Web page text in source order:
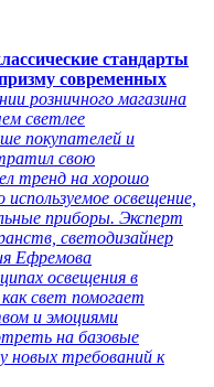
стандарты
современных
розничного магазина
светлее
покупателей и
свою
тренд на хорошо
освещение,
приборы. Эксперт
светодизайнер
Ефремова
освещения в
свет помогает
и эмоциями
на базовые
новых требований к